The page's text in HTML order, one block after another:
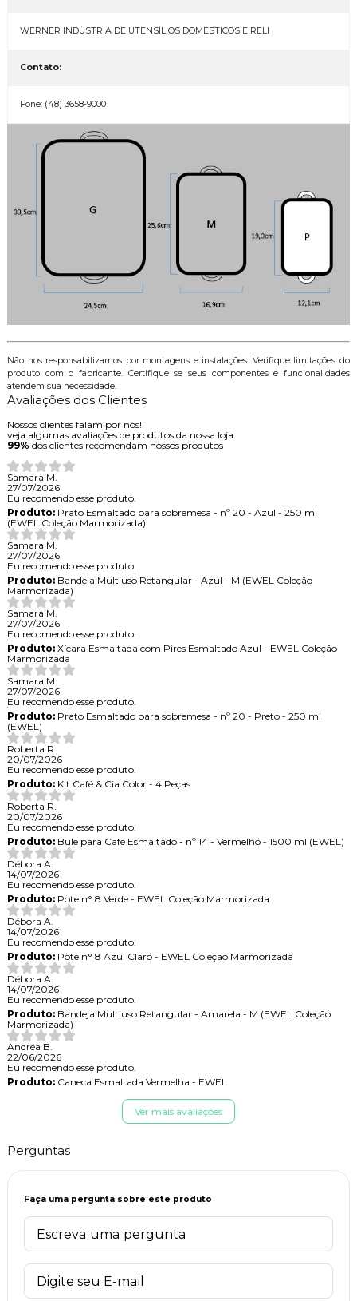
WERNER INDÚSTRIA DE UTENSÍLIOS DOMÉSTICOS EIRELI
Contato:
Fone: (48) 3658-9000
Não nos responsabilizamos por montagens e instalações. Verifique limitações do
produto com o fabricante. Certifique se seus componentes e funcionalidades
atendem sua necessidade.
Avaliações dos Clientes
Nossos clientes falam por nós!
veja algumas avaliações de produtos da nossa loja.
99% dos clientes recomendam nossos produtos
Samara M.
27/07/2026
Eu recomendo esse produto.
Produto:Prato Esmaltado para sobremesa - nº 20 - Azul - 250 ml
(EWEL Coleção Marmorizada)
Samara M.
27/07/2026
Eu recomendo esse produto.
Produto:Bandeja Multiuso Retangular - Azul - M (EWEL Coleção
Marmorizada)
Samara M.
27/07/2026
Eu recomendo esse produto.
Produto:Xícara Esmaltada com Pires Esmaltado Azul - EWEL Coleção
Marmorizada
Samara M.
27/07/2026
Eu recomendo esse produto.
Produto:Prato Esmaltado para sobremesa - nº 20 - Preto - 250 ml
(EWEL)
Roberta R.
20/07/2026
Eu recomendo esse produto.
Produto:Kit Café & Cia Color - 4 Peças
Roberta R.
20/07/2026
Eu recomendo esse produto.
Produto:Bule para Café Esmaltado - nº 14 - Vermelho - 1500 ml (EWEL)
Débora A.
14/07/2026
Eu recomendo esse produto.
Produto:Pote n° 8 Verde - EWEL Coleção Marmorizada
Débora A.
14/07/2026
Eu recomendo esse produto.
Produto:Pote n° 8 Azul Claro - EWEL Coleção Marmorizada
Débora A.
14/07/2026
Eu recomendo esse produto.
Produto:Bandeja Multiuso Retangular - Amarela - M (EWEL Coleção
Marmorizada)
Andréa B.
22/06/2026
Eu recomendo esse produto.
Produto:Caneca Esmaltada Vermelha - EWEL
Ver mais avaliações
Perguntas
Faça uma pergunta sobre este produto